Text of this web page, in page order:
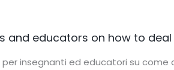
and educators on how to
per insegnanti ed educatori su